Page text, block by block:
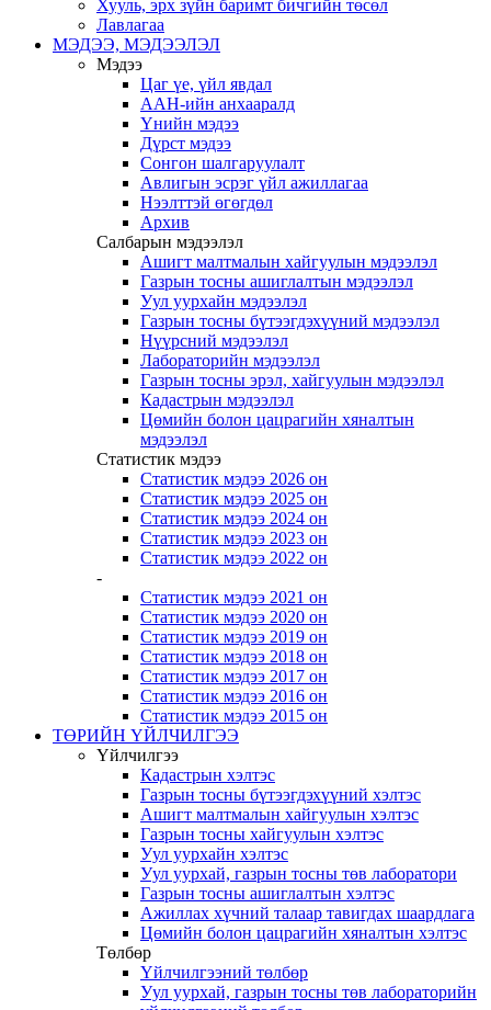
Хууль, эрх зүйн баримт бичгийн төсөл
Лавлагаа
МЭДЭЭ, МЭДЭЭЛЭЛ
Мэдээ
Цаг үе, үйл явдал
ААН-ийн анхааралд
Үнийн мэдээ
Дүрст мэдээ
Сонгон шалгаруулалт
Авлигын эсрэг үйл ажиллагаа
Нээлттэй өгөгдөл
Архив
Салбарын мэдээлэл
Ашигт малтмалын хайгуулын мэдээлэл
Газрын тосны ашиглалтын мэдээлэл
Уул уурхайн мэдээлэл
Газрын тосны бүтээгдэхүүний мэдээлэл
Нүүрсний мэдээлэл
Лабораторийн мэдээлэл
Газрын тосны эрэл, хайгуулын мэдээлэл
Кадастрын мэдээлэл
Цөмийн болон цацрагийн хяналтын
мэдээлэл
Статистик мэдээ
Статистик мэдээ 2026 он
Статистик мэдээ 2025 он
Статистик мэдээ 2024 он
Статистик мэдээ 2023 он
Статистик мэдээ 2022 он
-
Статистик мэдээ 2021 он
Статистик мэдээ 2020 он
Статистик мэдээ 2019 он
Статистик мэдээ 2018 он
Статистик мэдээ 2017 он
Статистик мэдээ 2016 он
Статистик мэдээ 2015 он
ТӨРИЙН ҮЙЛЧИЛГЭЭ
Үйлчилгээ
Кадастрын хэлтэс
Газрын тосны бүтээгдэхүүний хэлтэс
Ашигт малтмалын хайгуулын хэлтэс
Газрын тосны хайгуулын хэлтэс
Уул уурхайн хэлтэс
Уул уурхай, газрын тосны төв лаборатори
Газрын тосны ашиглалтын хэлтэс
Ажиллах хүчний талаар тавигдах шаардлага
Цөмийн болон цацрагийн хяналтын хэлтэс
Төлбөр
Үйлчилгээний төлбөр
Уул уурхай, газрын тосны төв лабораторийн